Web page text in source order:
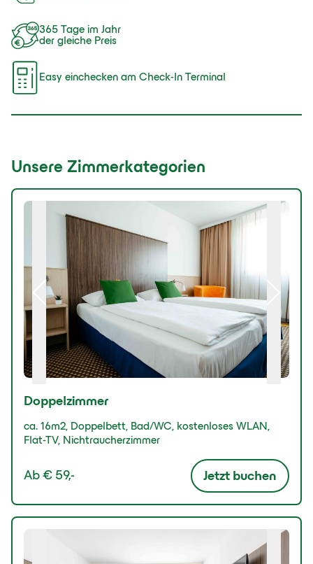
365 Tage im Jahr
der gleiche Preis
Easy einchecken am Check-In Terminal
Unsere Zimmerkategorien
Doppelzimmer
ca. 16m2, Doppelbett, Bad/WC, kostenloses WLAN,
Flat-TV, Nichtraucherzimmer
Ab € 59,- Jetzt buchen